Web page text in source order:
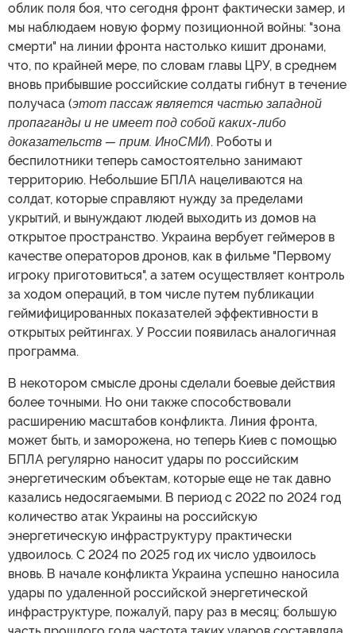
облик поля боя, что сегодня фронт фактически замер, и
мы наблюдаем новую форму позиционной войны: "зона
смерти" на линии фронта настолько кишит дронами,
что, по крайней мере, по словам главы ЦРУ, в среднем
вновь прибывшие российские солдаты гибнут в течение
получаса (этот пассаж является частью западной
пропаганды и не имеет под собой каких-либо
доказательств — прим. ИноСМИ). Роботы и
беспилотники теперь самостоятельно занимают
территорию. Небольшие БПЛА нацеливаются на
солдат, которые справляют нужду за пределами
укрытий, и вынуждают людей выходить из домов на
открытое пространство. Украина вербует геймеров в
качестве операторов дронов, как в фильме "Первому
игроку приготовиться", а затем осуществляет контроль
за ходом операций, в том числе путем публикации
геймифицированных показателей эффективности в
открытых рейтингах. У России появилась аналогичная
программа.
В некотором смысле дроны сделали боевые действия
более точными. Но они также способствовали
расширению масштабов конфликта. Линия фронта,
может быть, и заморожена, но теперь Киев с помощью
БПЛА регулярно наносит удары по российским
энергетическим объектам, которые еще не так давно
казались недосягаемыми. В период с 2022 по 2024 год
количество атак Украины на российскую
энергетическую инфраструктуру практически
удвоилось. С 2024 по 2025 год их число удвоилось
вновь. В начале конфликта Украина успешно наносила
удары по удаленной российской энергетической
инфраструктуре, пожалуй, пару раз в месяц; большую